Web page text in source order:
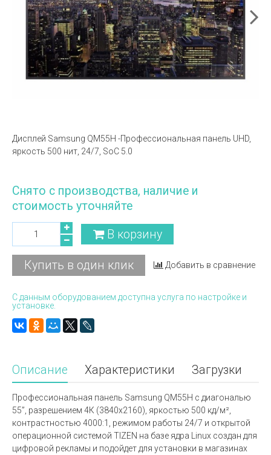
Дисплей Samsung QM55H -Профессиональная панель UHD,
яркость 500 нит, 24/7, SoC 5.0
Снято с производства, наличие и
стоимость уточняйте
В корзину
Купить в один клик Добавить в сравнение
С данным оборудованием доступна услуга по настройке и
установке.
Описание Характеристики Загрузки
Профессиональная панель Samsung QM55H с диагональю
55”, разрешением 4К (3840x2160), яркостью 500 кд/м²,
контрастностью 4000:1, режимом работы 24/7 и открытой
операционной системой TIZEN на базе ядра Linux создан для
цифровой рекламы и подойдет для установки в магазинах